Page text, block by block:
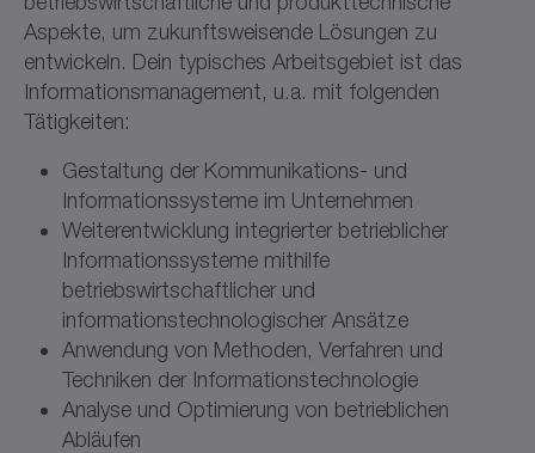
Aspekte, um zukunftsweisende Lösungen zu
entwickeln. Dein typisches Arbeitsgebiet ist das
Informationsmanagement, u.a. mit folgenden
Tätigkeiten:
Gestaltung der Kommunikations- und
Informationssysteme im Unternehmen
Weiterentwicklung integrierter betrieblicher
Informationssysteme mithilfe
betriebswirtschaftlicher und
informationstechnologischer Ansätze
Anwendung von Methoden, Verfahren und
Techniken der Informationstechnologie
Analyse und Optimierung von betrieblichen
Abläufen